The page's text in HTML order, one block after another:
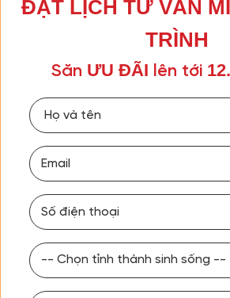
ĐẶT LỊCH TƯ VẤN
TRÌNH
Săn ƯU ĐÃI lên tới